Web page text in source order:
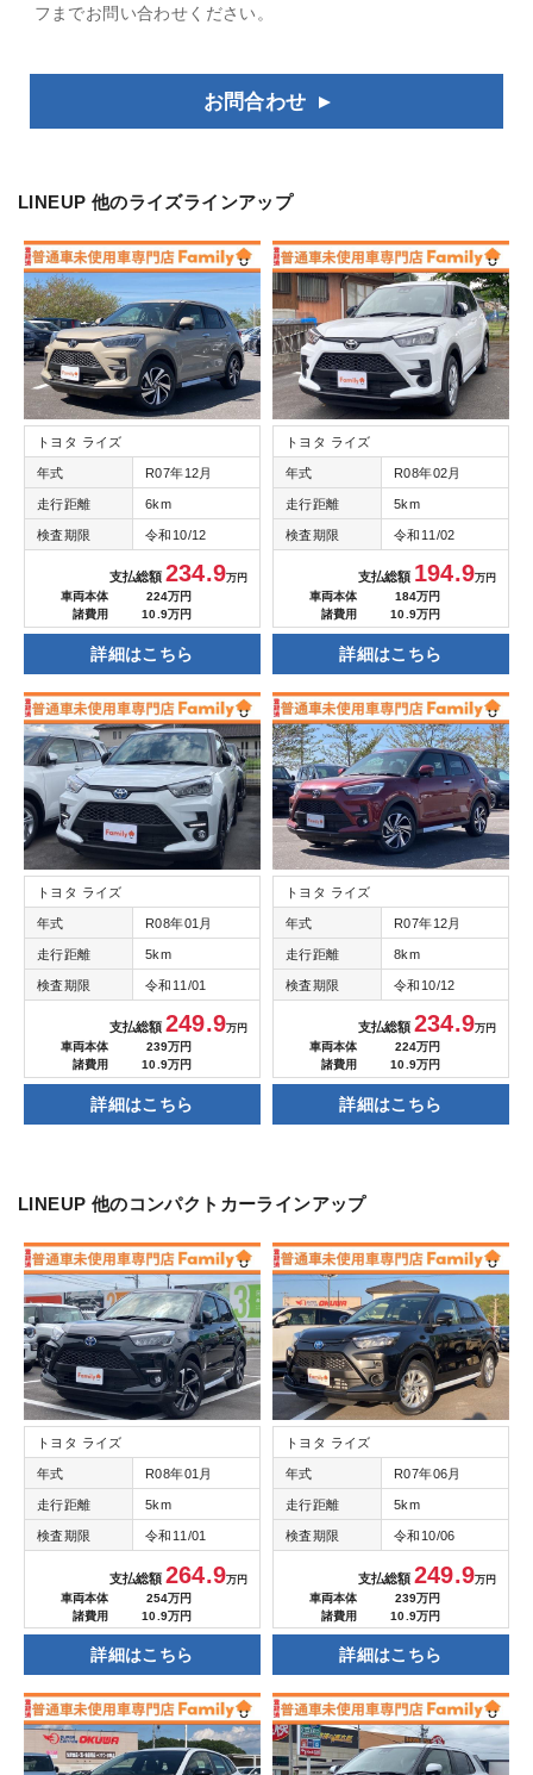
フまでお問い合わせください。
お問合わせ
LINEUP 他のライズラインアップ
トヨタ ライズ
年式 R07年12月
走行距離 6km
検査期限 令和10/12
支払総額234.9万円
車両本体
224万円
諸費用
10.9万円
詳細はこちら
トヨタ ライズ
年式 R08年02月
走行距離 5km
検査期限 令和11/02
支払総額 194.9万円
車両本体
184万円
諸費用
10.9万円
詳細はこちら
トヨタ ライズ
年式 R08年01月
走行距離 5km
検査期限 令和11/01
支払総額249.9万円
車両本体
239万円
諸費用
10.9万円
詳細はこちら
トヨタ ライズ
年式 R07年12月
走行距離 8km
検査期限 令和10/12
支払総額234.9万円
車両本体
224万円
諸費用
10.9万円
詳細はこちら
LINEUP 他のコンパクトカーラインアップ
トヨタ ライズ
年式 R08年01月
走行距離 5km
検査期限 令和11/01
支払総額264.9万円
車両本体
254万円
諸費用
10.9万円
詳細はこちら
トヨタ ライズ
年式 R07年06月
走行距離 5km
検査期限 令和10/06
支払総額249.9万円
車両本体
239万円
諸費用
10.9万円
詳細はこちら